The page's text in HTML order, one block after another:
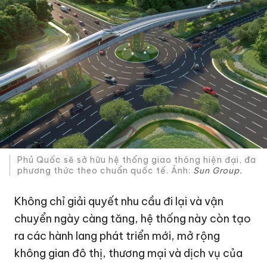
Phú Quốc sẽ sở hữu hệ thống giao thông hiện đại, đa
phương thức theo chuẩn quốc tế. Ảnh: Sun Group.
Không chỉ giải quyết nhu cầu đi lại và vận
chuyển ngày càng tăng, hệ thống này còn tạo
ra các hành lang phát triển mới, mở rộng
không gian đô thị, thương mại và dịch vụ của